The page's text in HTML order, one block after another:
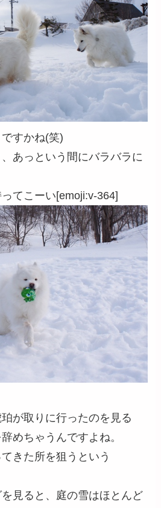
すかね(笑)
あっという間にバラバラに
てこーい[emoji:v-364]
が取りに行ったのを見る
めちゃうんですよね。
きた所を狙うという
見ると、庭の雪はほとんど